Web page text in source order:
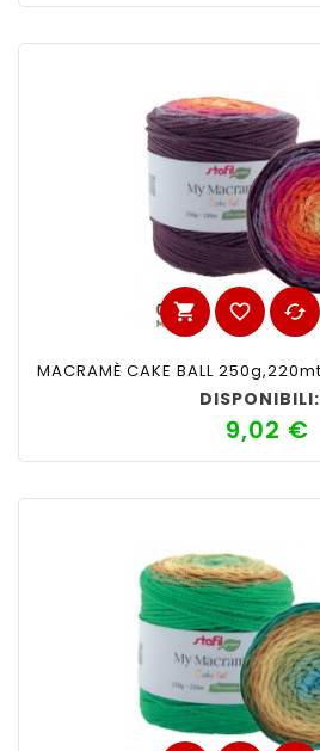
shopping_cart favorite_border cached
DISPONIBILI:
9,02 €